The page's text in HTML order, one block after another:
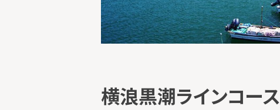
横浪黒潮ラインコース